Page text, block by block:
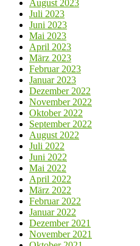
August 2023
Juli 2023
Juni 2023
Mai 2023
April 2023
März 2023
Februar 2023
Januar 2023
Dezember 2022
November 2022
Oktober 2022
September 2022
August 2022
Juli 2022
Juni 2022
Mai 2022
April 2022
März 2022
Februar 2022
Januar 2022
Dezember 2021
November 2021